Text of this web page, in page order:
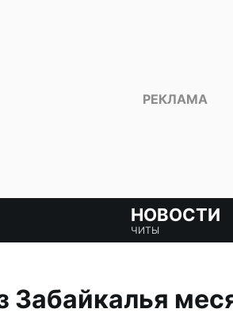
НОВОСТИ
ЧИТЫ
Забайкалья